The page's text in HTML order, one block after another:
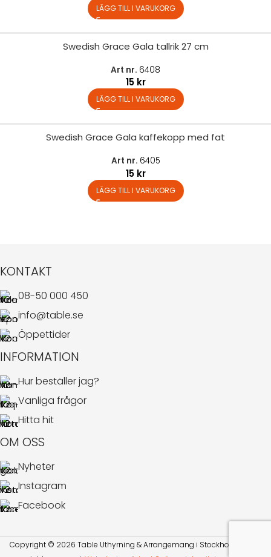
LÄGG TILL I VARUKORG
Swedish Grace Gala tallrik 27 cm
Art nr. 6408
15 kr
LÄGG TILL I VARUKORG
Swedish Grace Gala kaffekopp med fat
Art nr. 6405
15 kr
LÄGG TILL I VARUKORG
KONTAKT
08-50 000 450
info@table.se
Öppettider
INFORMATION
Hur beställer jag?
Vanliga frågor
Hitta hit
OM OSS
Nyheter
Instagram
Facebook
Copyright © 2026 Table Uthyrning & Arrangemang i Stockholm AB. All